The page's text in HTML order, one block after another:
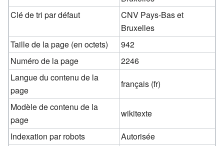
Clé de tri par défaut
CNV Pays-Bas et
Bruxelles
Taille de la page (en octets)
942
Numéro de la page
2246
Langue du contenu de la
page
français (fr)
Modèle de contenu de la
page
wikitexte
Indexation par robots
Autorisée